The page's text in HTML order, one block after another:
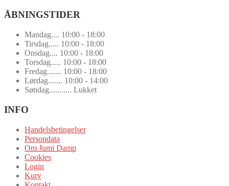
ÅBNINGSTIDER
Mandag.... 10:00 - 18:00
Tirsdag..... 10:00 - 18:00
Onsdag.... 10:00 - 18:00
Torsdag..... 10:00 - 18:00
Fredag....... 10:00 - 18:00
Lørdag....... 10:00 - 14:00
Søndag........... Lukket
INFO
Handelsbetingelser
Persondata
Om Jumi Damp
Cookies
Login
Kurv